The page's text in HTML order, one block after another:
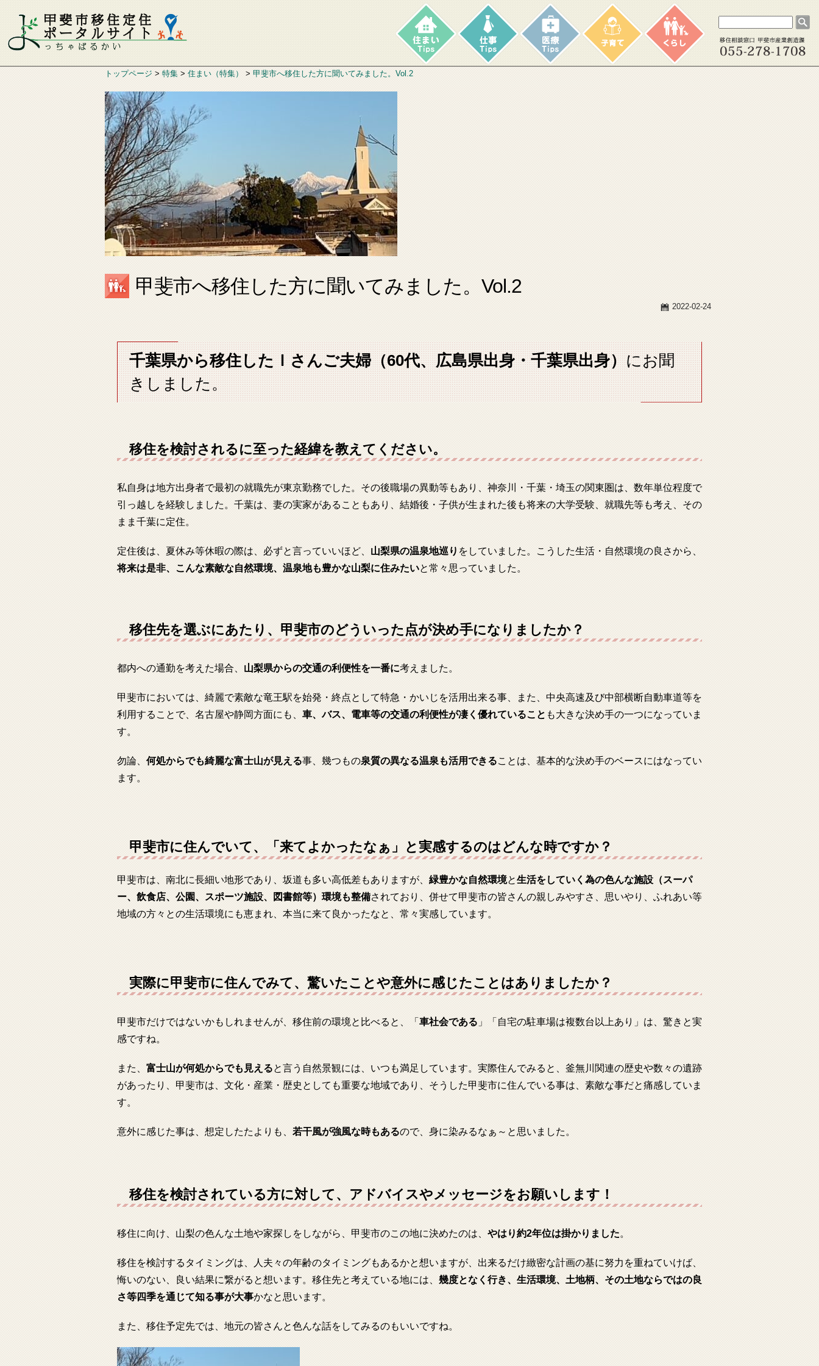
トップページ > 特集 > 住まい（特集） > 甲斐市へ移住した方に聞いてみました。Vol.2
甲斐市へ移住した方に聞いてみました。Vol.2
2022-02-24
千葉県から移住したＩさんご夫婦（60代、広島県出身・千葉県出身）にお聞
きしました。
移住を検討されるに至った経緯を教えてください。
私自身は地方出身者で最初の就職先が東京勤務でした。その後職場の異動等もあり、神奈川・千葉・埼玉の関東圏は、数年単位程度で
引っ越しを経験しました。千葉は、妻の実家があることもあり、結婚後・子供が生まれた後も将来の大学受験、就職先等も考え、その
まま千葉に定住。
定住後は、夏休み等休暇の際は、必ずと言っていいほど、 山梨県の温泉地巡り をしていました。こうした生活・自然環境の良さから、
将来は是非、こんな素敵な自然環境、温泉地も豊かな山梨に住みたいと常々思っていました。
移住先を選ぶにあたり、甲斐市のどういった点が決め手になりましたか？
都内への通勤を考えた場合、 山梨県からの交通の利便性を一番に考えました。
甲斐市においては、綺麗で素敵な竜王駅を始発・終点として特急・かいじを活用出来る事、また、中央高速及び中部横断自動車道等を
利用することで、名古屋や静岡方面にも、 車、バス、電車等の交通の利便性が凄く優れていること も大きな決め手の一つになっていま
す。
勿論、何処からでも綺麗な富士山が見える事、幾つもの泉質の異なる温泉も活用できることは、基本的な決め手のベースにはなってい
ます。
甲斐市に住んでいて、「来てよかったなぁ」と実感するのはどんな時ですか？
甲斐市は、南北に長細い地形であり、坂道も多い高低差もありますが、 緑豊かな自然環境と生活をしていく為の色んな施設（スーパ
ー、飲食店、公園、スポーツ施設、図書館等）環境も整備されており、併せて甲斐市の皆さんの親しみやすさ、思いやり、ふれあい等
地域の方々との生活環境にも恵まれ、本当に来て良かったなと、常々実感しています。
実際に甲斐市に住んでみて、驚いたことや意外に感じたことはありましたか？
甲斐市だけではないかもしれませんが、移住前の環境と比べると、「 車社会である 」「自宅の駐車場は複数台以上あり」は、驚きと実
感ですね。
また、 富士山が何処からでも見えると言う自然景観には、いつも満足しています。実際住んでみると、釜無川関連の歴史や数々の遺跡
があったり、甲斐市は、文化・産業・歴史としても重要な地域であり、そうした甲斐市に住んでいる事は、素敵な事だと痛感していま
す。
意外に感じた事は、想定したたよりも、 若干風が強風な時もあるので、身に染みるなぁ～と思いました。
移住を検討されている方に対して、アドバイスやメッセージをお願いします！
移住に向け、山梨の色んな土地や家探しをしながら、甲斐市のこの地に決めたのは、 やはり約2年位は掛かりました。
移住を検討するタイミングは、人夫々の年齢のタイミングもあるかと想いますが、出来るだけ緻密な計画の基に努力を重ねていけば、
悔いのない、良い結果に繋がると想います。移住先と考えている地には、 幾度となく行き、生活環境、土地柄、その土地ならではの良
さ等四季を通じて知る事が大事かなと思います。
また、移住予定先では、地元の皆さんと色んな話をしてみるのもいいですね。